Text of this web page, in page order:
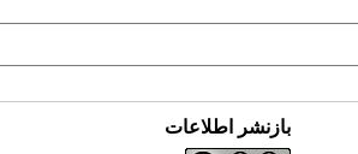
بازنشر اطلاعات